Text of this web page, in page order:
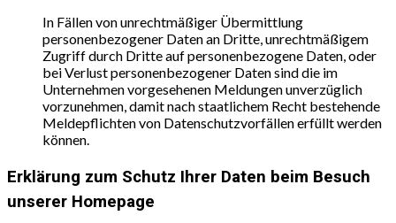
In Fällen von unrechtmäßiger Übermittlung
personenbezogener Daten an Dritte, unrechtmäßigem
Zugriff durch Dritte auf personenbezogene Daten, oder
bei Verlust personenbezogener Daten sind die im
Unternehmen vorgesehenen Meldungen unverzüglich
vorzunehmen, damit nach staatlichem Recht bestehende
Meldepflichten von Datenschutzvorfällen erfüllt werden
können.
Erklärung zum Schutz Ihrer Daten beim Besuch
unserer Homepage